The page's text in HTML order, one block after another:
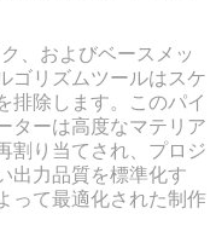
、およびベースメッ
ゴリズムツールはスケ
排除します。このパイ
ターは高度なマテリア
割り当てされ、プロジ
出力品質を標準化す
って最適化された制作